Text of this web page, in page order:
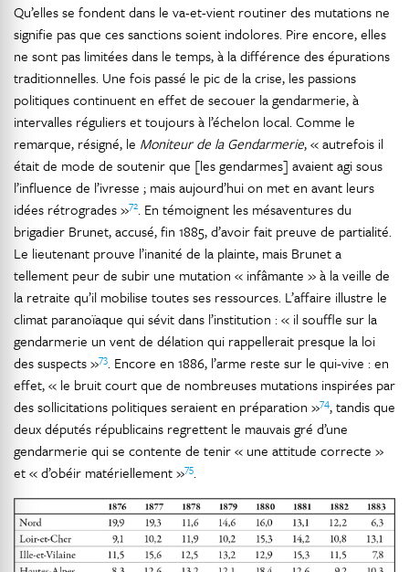
Qu’elles se fondent dans le va-et-vient routiner des mutations ne
signifie pas que ces sanctions soient indolores. Pire encore, elles
ne sont pas limitées dans le temps, à la différence des épurations
traditionnelles. Une fois passé le pic de la crise, les passions
politiques continuent en effet de secouer la gendarmerie, à
intervalles réguliers et toujours à l’échelon local. Comme le
remarque, résigné, le Moniteur de la Gendarmerie, « autrefois il
était de mode de soutenir que [les gendarmes] avaient agi sous
l’influence de l’ivresse ; mais aujourd’hui on met en avant leurs
idées rétrogrades »72. En témoignent les mésaventures du
brigadier Brunet, accusé, fin 1885, d’avoir fait preuve de partialité.
Le lieutenant prouve l’inanité de la plainte, mais Brunet a
tellement peur de subir une mutation « infâmante » à la veille de
la retraite qu’il mobilise toutes ses ressources. L’affaire illustre le
climat paranoïaque qui sévit dans l’institution : « il souffle sur la
gendarmerie un vent de délation qui rappellerait presque la loi
des suspects »73. Encore en 1886, l’arme reste sur le qui-vive : en
effet, « le bruit court que de nombreuses mutations inspirées par
des sollicitations politiques seraient en préparation »74, tandis que
deux députés républicains regrettent le mauvais gré d’une
gendarmerie qui se contente de tenir « une attitude correcte »
et « d’obéir matériellement »75.